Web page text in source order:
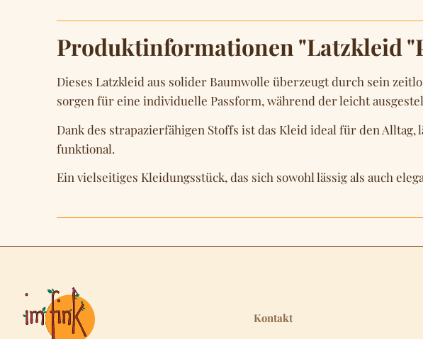
Produktinformationen "Latzkleid
Dieses Latzkleid aus solider Baumwolle überzeugt durch sein
sorgen für eine individuelle Passform, während der leicht
Dank des strapazierfähigen Stoffs ist das Kleid ideal für den
funktional.
Ein vielseitiges Kleidungsstück, das sich sowohl lässig als auch
Kontakt